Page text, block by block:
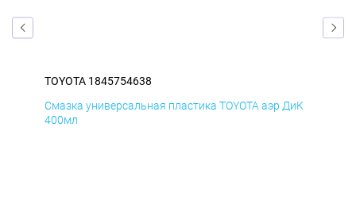
TOYOTA 1845754638
Смазка универсальная пластика TOYOTA аэр ДиК
400мл